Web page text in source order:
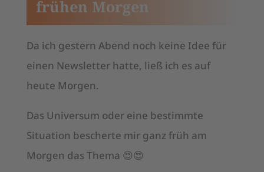
frühen Morgen
Da ich gestern Abend noch keine Idee für
einen Newsletter hatte, ließ ich es auf
heute Morgen.
Das Universum oder eine bestimmte
Situation bescherte mir ganz früh am
Morgen das Thema 😍😍